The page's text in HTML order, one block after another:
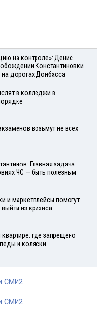
на контроле»: Денис
Константиновки
на дорогах Донбасса
в колледжи в
возьмут не всех
Главная задача
ЧС — быть полезным
и маркетплейсы помогут
из кризиса
где запрещено
и коляски
СМИ2
СМИ2